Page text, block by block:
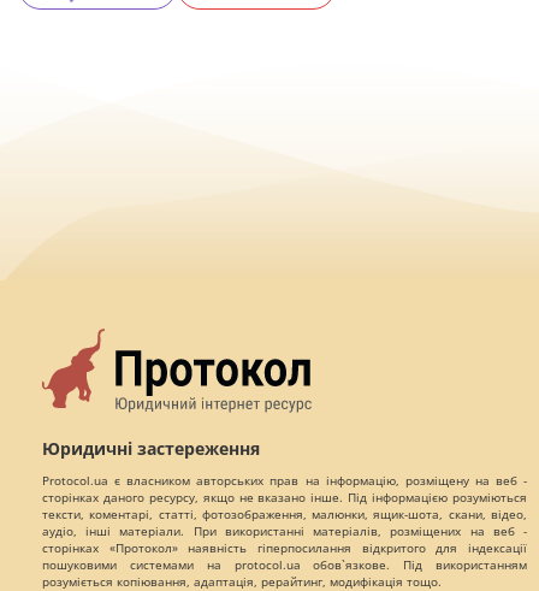
Юридичні застереження
Protocol.ua є власником авторських прав на інформацію, розміщену на веб -
сторінках даного ресурсу, якщо не вказано інше. Під інформацією розуміються
тексти, коментарі, статті, фотозображення, малюнки, ящик-шота, скани, відео,
аудіо, інші матеріали. При використанні матеріалів, розміщених на веб -
сторінках «Протокол» наявність гіперпосилання відкритого для індексації
пошуковими системами на protocol.ua обов`язкове. Під використанням
розуміється копіювання, адаптація, рерайтинг, модифікація тощо.